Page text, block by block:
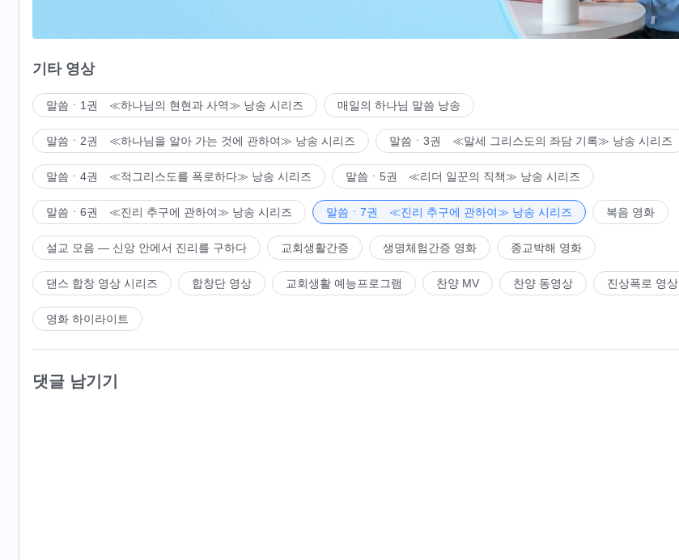
기타 영상
말씀ㆍ1권 ≪하나님의 현현과 사역≫ 낭송 시리즈 매일의 하나님 말씀 낭송
말씀ㆍ2권 ≪하나님을 알아 가는 것에 관하여≫ 낭송 시리즈 말씀ㆍ3권 ≪말세 그리스도의 좌담 기록≫ 낭송 시리즈
말씀ㆍ4권 ≪적그리스도를 폭로하다≫ 낭송 시리즈 말씀ㆍ5권 ≪리더 일꾼의 직책≫ 낭송 시리즈
말씀ㆍ6권 ≪진리 추구에 관하여≫ 낭송 시리즈 말씀ㆍ7권 ≪진리 추구에 관하여≫ 낭송 시리즈 복음 영화
설교 모음 ― 신앙 안에서 진리를 구하다 교회생활간증 생명체험간증 영화 종교박해 영화
댄스 합창 영상 시리즈 합창단 영상 교회생활 예능프로그램 찬양 MV 찬양 동영상 진상폭로 영상
영화 하이라이트
댓글 남기기